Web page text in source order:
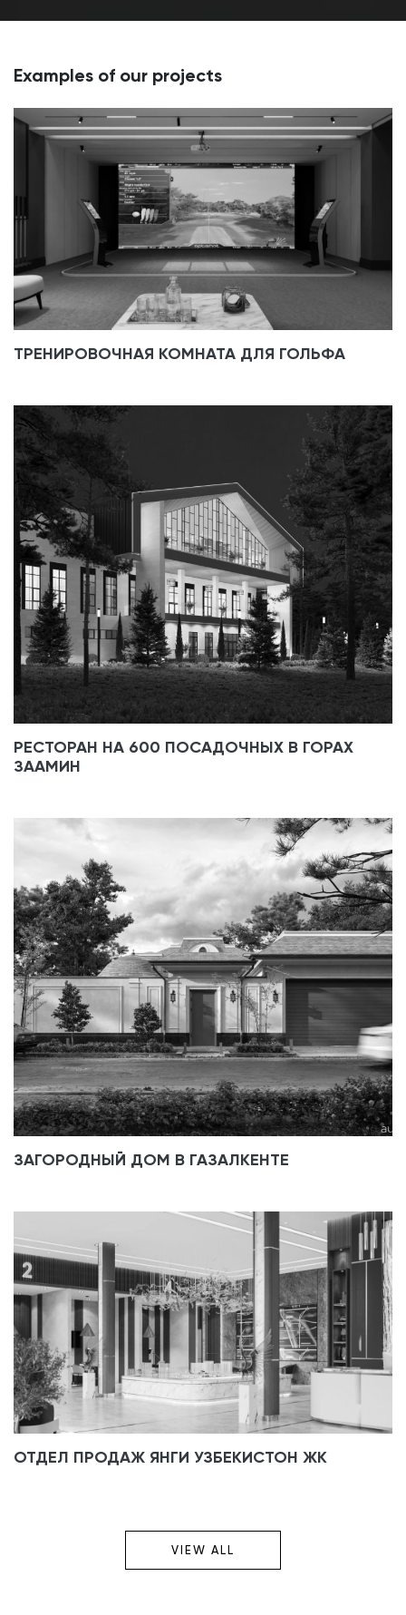
Examples of our projects
ТРЕНИРОВОЧНАЯ КОМНАТА ДЛЯ ГОЛЬФА
РЕСТОРАН НА 600 ПОСАДОЧНЫХ В ГОРАХ
ЗААМИН
ЗАГОРОДНЫЙ ДОМ В ГАЗАЛКЕНТЕ
ОТДЕЛ ПРОДАЖ ЯНГИ УЗБЕКИСТОН ЖК
VIEW ALL